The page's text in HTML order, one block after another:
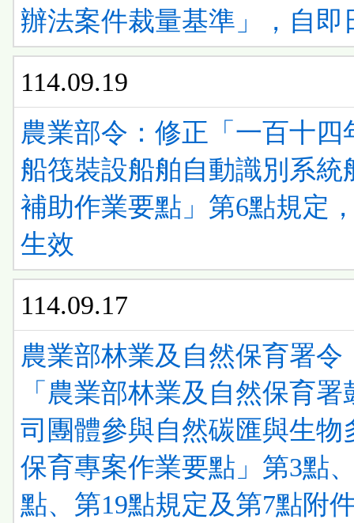
辦法案件裁量基準」，自即
114.09.19
農業部令：修正「一百十四
船筏裝設船舶自動識別系統
補助作業要點」第6點規定
生效
114.09.17
農業部林業及自然保育署令
「農業部林業及自然保育署
司團體參與自然碳匯與生物
保育專案作業要點」第3點
點、第19點規定及第7點附